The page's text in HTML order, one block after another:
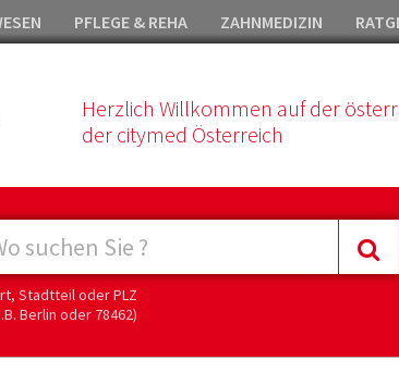
PFLEGE & REHA ZAHNMEDIZIN
Herzlich Willkommen auf der
der citymed Österreich
Stadtteil oder PLZ
Berlin oder 78462)